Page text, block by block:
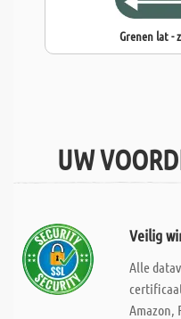
Grenen lat -
UW
Veilig
Alle
Amazon,